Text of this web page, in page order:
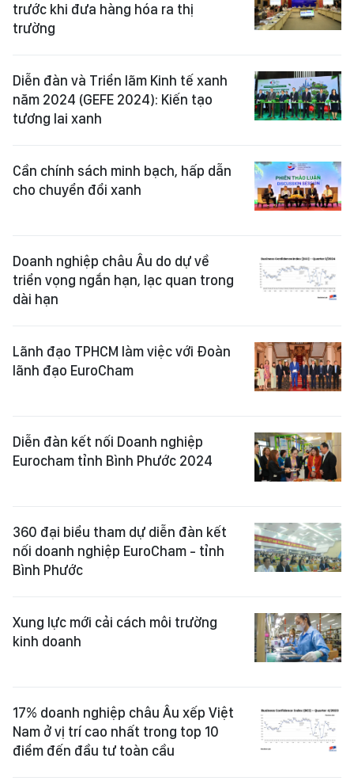
trước khi đưa hàng hóa ra thị
trường
Diễn đàn và Triển lãm Kinh tế xanh
năm 2024 (GEFE 2024): Kiến tạo
tương lai xanh
Cần chính sách minh bạch, hấp dẫn
cho chuyển đổi xanh
Doanh nghiệp châu Âu do dự về
triển vọng ngắn hạn, lạc quan trong
dài hạn
Lãnh đạo TPHCM làm việc với Đoàn
lãnh đạo EuroCham
Diễn đàn kết nối Doanh nghiệp
Eurocham tỉnh Bình Phước 2024
360 đại biểu tham dự diễn đàn kết
nối doanh nghiệp EuroCham - tỉnh
Bình Phước
Xung lực mới cải cách môi trường
kinh doanh
17% doanh nghiệp châu Âu xếp Việt
Nam ở vị trí cao nhất trong top 10
điểm đến đầu tư toàn cầu